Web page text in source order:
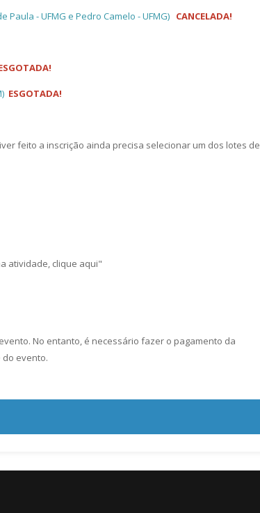
Paula - UFMG e Pedro Camelo - UFMG) CANCELADA!
ESGOTADA!
feito a inscrição ainda precisa selecionar um dos lotes de
atividade, clique aqui"
No entanto, é necessário fazer o pagamento da
do evento.